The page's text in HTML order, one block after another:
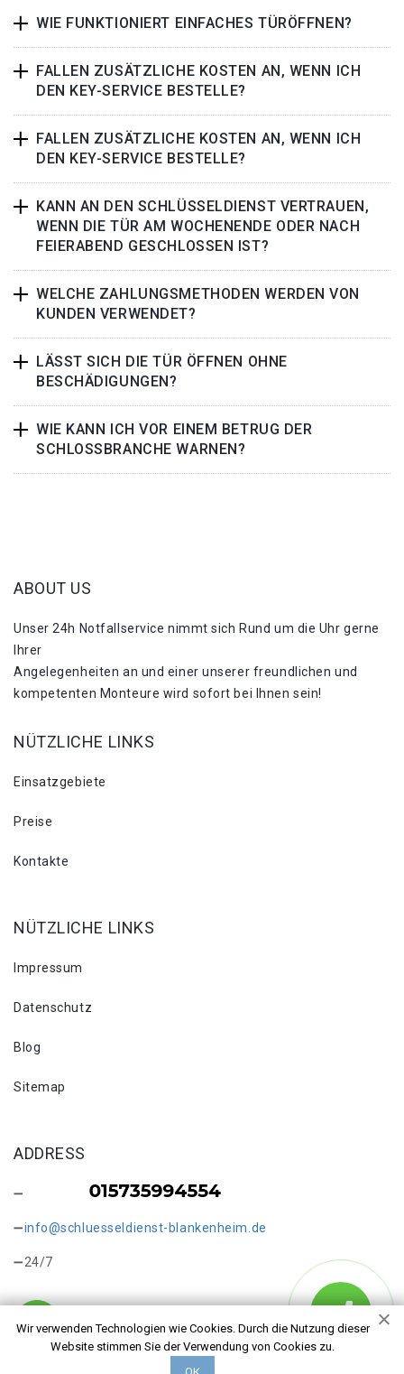
WIE FUNKTIONIERT EINFACHES TÜRÖFFNEN?
FALLEN ZUSÄTZLICHE KOSTEN AN, WENN ICH
DEN KEY-SERVICE BESTELLE?
FALLEN ZUSÄTZLICHE KOSTEN AN, WENN ICH
DEN KEY-SERVICE BESTELLE?
KANN AN DEN SCHLÜSSELDIENST VERTRAUEN,
WENN DIE TÜR AM WOCHENENDE ODER NACH
FEIERABEND GESCHLOSSEN IST?
WELCHE ZAHLUNGSMETHODEN WERDEN VON
KUNDEN VERWENDET?
LÄSST SICH DIE TÜR ÖFFNEN OHNE
BESCHÄDIGUNGEN?
WIE KANN ICH VOR EINEM BETRUG DER
SCHLOSSBRANCHE WARNEN?
Wir verwenden Technologien wie Cookies. Durch die Nutzung dieser
Website stimmen Sie der Verwendung von Cookies zu.
ABOUT US
Unser 24h Notfallservice nimmt sich Rund um die Uhr gerne
Ihrer
Angelegenheiten an und einer unserer freundlichen und
kompetenten Monteure wird sofort bei Ihnen sein!
NÜTZLICHE LINKS
Einsatzgebiete
Preise
Kontakte
NÜTZLICHE LINKS
Impressum
Datenschutz
Blog
Sitemap
ADDRESS
info@schluesseldienst-blankenheim.de
24/7
Copyright © 2026 Schlüsseldienst in Blankenheim Ripsdorf.